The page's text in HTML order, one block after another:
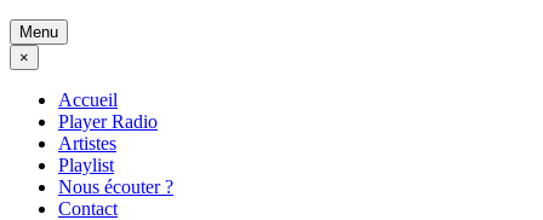
Menu
×
Accueil
Player Radio
Artistes
Playlist
Nous écouter ?
Contact